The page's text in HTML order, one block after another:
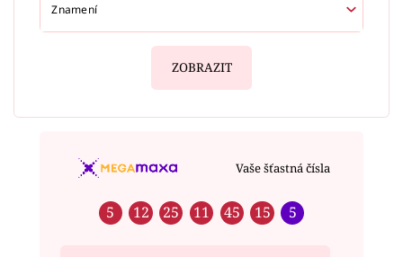
ZOBRAZIT
Vaše šťastná čísla
5 12 25 11 45 15 5